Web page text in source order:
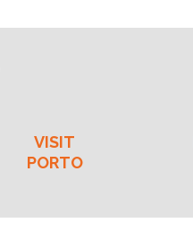
VISIT
PORTO